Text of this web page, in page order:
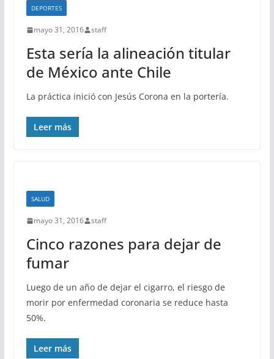
DEPORTES
mayo 31, 2016 staff
Esta sería la alineación titular
de México ante Chile
La práctica inició con Jesús Corona en la portería.
Leer más
SALUD
mayo 31, 2016 staff
Cinco razones para dejar de
fumar
Luego de un año de dejar el cigarro, el riesgo de
morir por enfermedad coronaria se reduce hasta
50%.
Leer más